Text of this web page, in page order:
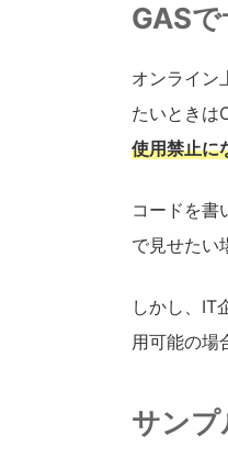
GAS
オンライン
たいときは
使用禁止に
コードを書
で見せたい
しかし、IT
用可能の場
サン